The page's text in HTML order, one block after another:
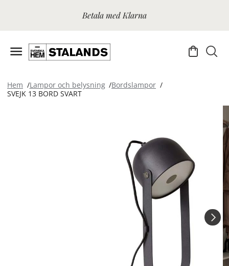
Betala med Klarna
Hem Lampor och belysning
Bordslampor
SVEJK 13 BORD SVART